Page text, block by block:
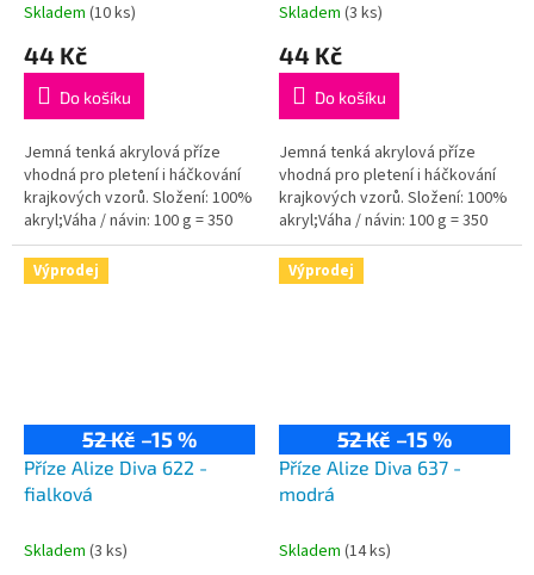
Skladem (10 ks)
44 Kč
Do košíku
Jemná tenká akrylová příze
vhodná pro pletení i háčkování
krajkových vzorů. Složení: 100%
akryl;Váha / návin: 100 g = 350
m;Doporučená velikost jehlic /...
Skladem (3 ks)
44 Kč
Do košíku
Jemná tenká akrylová příze
vhodná pro pletení i háčkování
krajkových vzorů. Složení: 100%
akryl;Váha / návin: 100 g = 350
m;Doporučená velikost jehlic /...
Výprodej
52 Kč –15 %
Příze Alize Diva 622 -
fialková
Skladem (3 ks)
Výprodej
52 Kč –15 %
Příze Alize Diva 637 -
modrá
Skladem (14 ks)